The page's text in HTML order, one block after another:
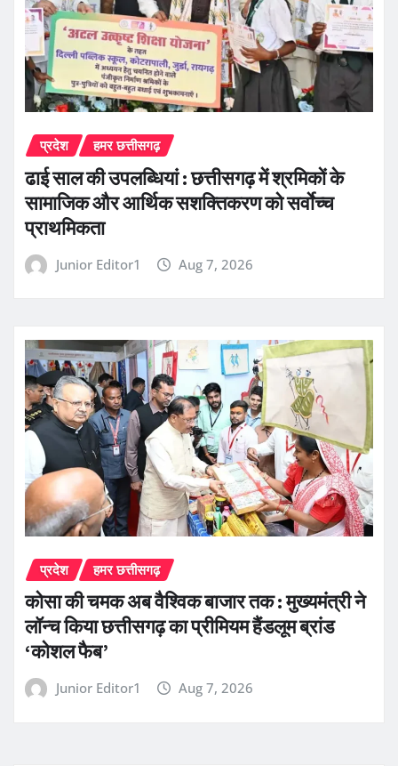
प्रदेश हमर छत्तीसगढ़
ढाई साल की उपलब्धियां : छत्तीसगढ़ में श्रमिकों के
सामाजिक और आर्थिक सशक्तिकरण को सर्वाेच्च
प्राथमिकता
Junior Editor1 Aug 7, 2026
प्रदेश हमर छत्तीसगढ़
कोसा की चमक अब वैश्विक बाजार तक : मुख्यमंत्री ने
लॉन्च किया छत्तीसगढ़ का प्रीमियम हैंडलूम ब्रांड
‘कोशल फैब’
Junior Editor1 Aug 7, 2026